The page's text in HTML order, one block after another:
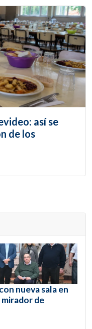
así se
de los
nueva sala en
de